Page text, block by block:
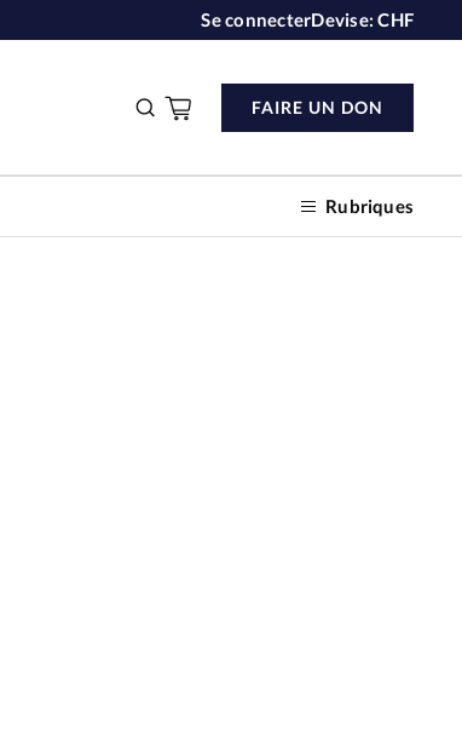
Se connecterDevise:CHF
Rubriques
FAIRE UN DON